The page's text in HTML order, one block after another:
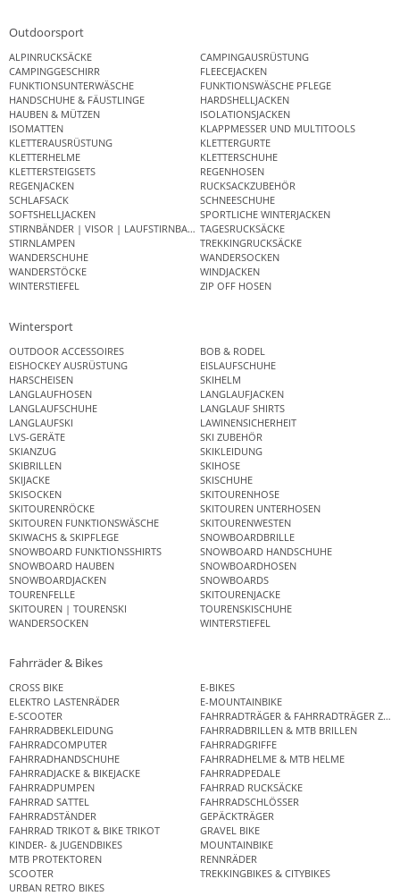
Outdoorsport
ALPINRUCKSÄCKE
CAMPINGAUSRÜSTUNG
CAMPINGGESCHIRR
FLEECEJACKEN
FUNKTIONSUNTERWÄSCHE
FUNKTIONSWÄSCHE PFLEGE
HANDSCHUHE & FÄUSTLINGE
HARDSHELLJACKEN
HAUBEN & MÜTZEN
ISOLATIONSJACKEN
ISOMATTEN
KLAPPMESSER UND MULTITOOLS
KLETTERAUSRÜSTUNG
KLETTERGURTE
KLETTERHELME
KLETTERSCHUHE
KLETTERSTEIGSETS
REGENHOSEN
REGENJACKEN
RUCKSACKZUBEHÖR
SCHLAFSACK
SCHNEESCHUHE
SOFTSHELLJACKEN
SPORTLICHE WINTERJACKEN
STIRNBÄNDER | VISOR | LAUFSTIRNBANDTAGESRUCKSÄCKE
STIRNLAMPEN
TREKKINGRUCKSÄCKE
WANDERSCHUHE
WANDERSOCKEN
WANDERSTÖCKE
WINDJACKEN
WINTERSTIEFEL
ZIP OFF HOSEN
Wintersport
OUTDOOR ACCESSOIRES
BOB & RODEL
EISHOCKEY AUSRÜSTUNG
EISLAUFSCHUHE
HARSCHEISEN
SKIHELM
LANGLAUFHOSEN
LANGLAUFJACKEN
LANGLAUFSCHUHE
LANGLAUF SHIRTS
LANGLAUFSKI
LAWINENSICHERHEIT
LVS-GERÄTE
SKI ZUBEHÖR
SKIANZUG
SKIKLEIDUNG
SKIBRILLEN
SKIHOSE
SKIJACKE
SKISCHUHE
SKISOCKEN
SKITOURENHOSE
SKITOURENRÖCKE
SKITOUREN UNTERHOSEN
SKITOUREN FUNKTIONSWÄSCHE
SKITOURENWESTEN
SKIWACHS & SKIPFLEGE
SNOWBOARDBRILLE
SNOWBOARD FUNKTIONSSHIRTS
SNOWBOARD HANDSCHUHE
SNOWBOARD HAUBEN
SNOWBOARDHOSEN
SNOWBOARDJACKEN
SNOWBOARDS
TOURENFELLE
SKITOURENJACKE
SKITOUREN | TOURENSKI
TOURENSKISCHUHE
WANDERSOCKEN
WINTERSTIEFEL
Fahrräder & Bikes
CROSS BIKE
E-BIKES
ELEKTRO LASTENRÄDER
E-MOUNTAINBIKE
E-SCOOTER
FAHRRADTRÄGER & FAHRRADTRÄGER
FAHRRADBEKLEIDUNG
FAHRRADBRILLEN & MTB BRILLEN
FAHRRADCOMPUTER
FAHRRADGRIFFE
FAHRRADHANDSCHUHE
FAHRRADHELME & MTB HELME
FAHRRADJACKE & BIKEJACKE
FAHRRADPEDALE
FAHRRADPUMPEN
FAHRRAD RUCKSÄCKE
FAHRRAD SATTEL
FAHRRADSCHLÖSSER
FAHRRADSTÄNDER
GEPÄCKTRÄGER
FAHRRAD TRIKOT & BIKE TRIKOT
GRAVEL BIKE
KINDER- & JUGENDBIKES
MOUNTAINBIKE
MTB PROTEKTOREN
RENNRÄDER
SCOOTER
TREKKINGBIKES & CITYBIKES
URBAN RETRO BIKES